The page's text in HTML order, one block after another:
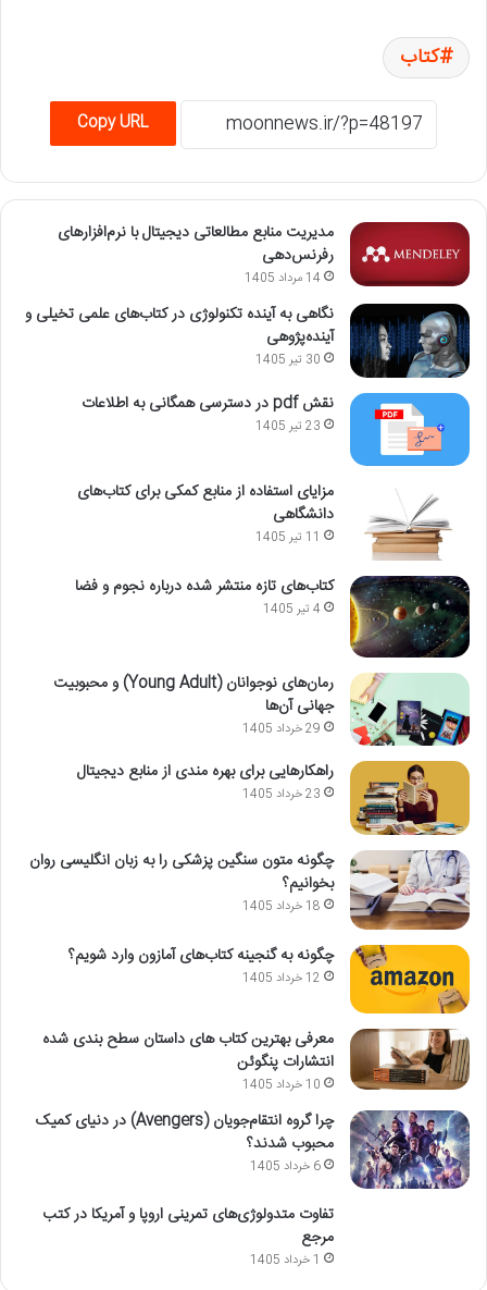
کتاب
Copy URL
مدیریت منابع مطالعاتی دیجیتال با نرم‌افزارهای
رفرنس‌دهی
14 مرداد 1405
نگاهی به آینده تکنولوژی در کتاب‌های علمی تخیلی و
آینده‌پژوهی
30 تیر 1405
نقش pdf در دسترسی همگانی به اطلاعات
23 تیر 1405
مزایای استفاده از منابع کمکی برای کتاب‌های
دانشگاهی
11 تیر 1405
کتاب‌های تازه منتشر شده درباره نجوم و فضا
4 تیر 1405
رمان‌های نوجوانان (Young Adult) و محبوبیت
جهانی آن‌ها
29 خرداد 1405
راهکارهایی برای بهره مندی از منابع دیجیتال
23 خرداد 1405
چگونه متون سنگین پزشکی را به زبان انگلیسی روان
بخوانیم؟
18 خرداد 1405
چگونه به گنجینه کتاب‌های آمازون وارد شویم؟
12 خرداد 1405
معرفی بهترین کتاب های داستان سطح بندی شده
انتشارات پنگوئن
10 خرداد 1405
چرا گروه انتقام‌جویان (Avengers) در دنیای کمیک
محبوب شدند؟
6 خرداد 1405
تفاوت متدولوژی‌های تمرینی اروپا و آمریکا در کتب
مرجع
1 خرداد 1405